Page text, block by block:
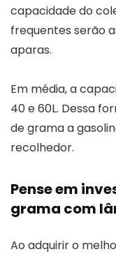
capacidade do
frequentes serão
aparas.
Em média, a
40 e 60L. Dessa
de grama a
recolhedor.
Pense em
grama com
Ao adquirir o